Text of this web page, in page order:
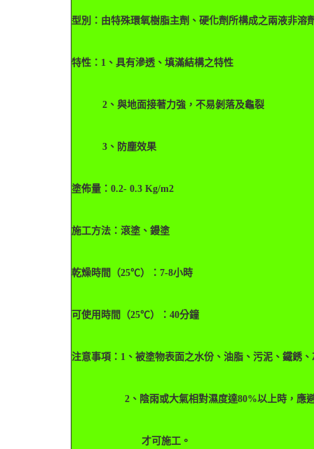
型別：由特殊環氧樹脂主劑、硬化劑所構成之兩液非溶
特性： 1、具有滲透、填滿結構之特性
2、與地面接著力強，不易剝落及龜裂
3、防塵效果
塗佈量：0.2- 0.3 Kg/m2
施工方法：滾塗、鏝塗
乾燥時間（25℃）：7-8小時
可使用時間（25℃）：40分鐘
注意事項：1、被塗物表面之水份、油脂、污泥、鐵銹
2、陰雨或大氣相對濕度達80%以上時，應避免
才可施工。